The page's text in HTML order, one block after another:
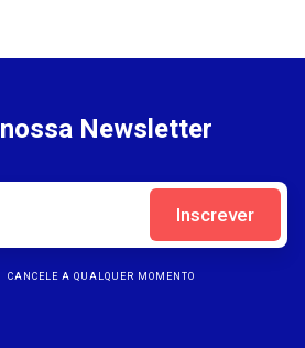
Newsletter
CANCELE A QUALQUER MOMENTO